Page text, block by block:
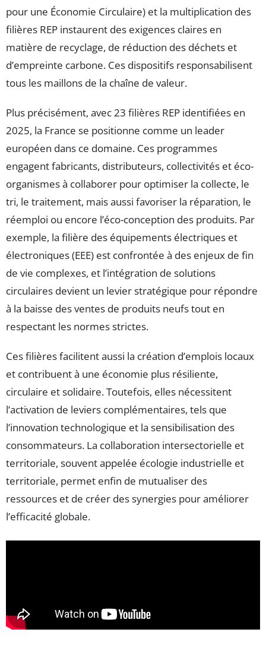
pour une Économie Circulaire) et la multiplication des
filières REP instaurent des exigences claires en
matière de recyclage, de réduction des déchets et
d’empreinte carbone. Ces dispositifs responsabilisent
tous les maillons de la chaîne de valeur.
Plus précisément, avec 23 filières REP identifiées en
2025, la France se positionne comme un leader
européen dans ce domaine. Ces programmes
engagent fabricants, distributeurs, collectivités et éco-
organismes à collaborer pour optimiser la collecte, le
tri, le traitement, mais aussi favoriser la réparation, le
réemploi ou encore l’éco-conception des produits. Par
exemple, la filière des équipements électriques et
électroniques (EEE) est confrontée à des enjeux de fin
de vie complexes, et l’intégration de solutions
circulaires devient un levier stratégique pour répondre
à la baisse des ventes de produits neufs tout en
respectant les normes strictes.
Ces filières facilitent aussi la création d’emplois locaux
et contribuent à une économie plus résiliente,
circulaire et solidaire. Toutefois, elles nécessitent
l’activation de leviers complémentaires, tels que
l’innovation technologique et la sensibilisation des
consommateurs. La collaboration intersectorielle et
territoriale, souvent appelée écologie industrielle et
territoriale, permet enfin de mutualiser des
ressources et de créer des synergies pour améliorer
l’efficacité globale.